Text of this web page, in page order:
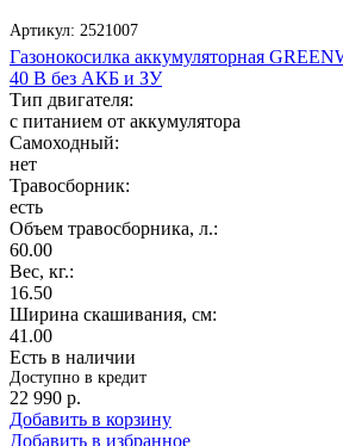
Артикул: 2521007
Газонокосилка аккумуляторная
40 В без АКБ и ЗУ
Тип двигателя:
с питанием от аккумулятора
Самоходный:
нет
Травосборник:
есть
Объем травосборника, л.:
60.00
Вес, кг.:
16.50
Ширина скашивания, см:
41.00
Есть в наличии
Доступно в кредит
22 990 р.
Добавить в корзину
Добавить в избранное